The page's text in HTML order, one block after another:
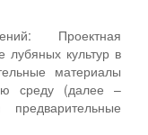
Проектная
лубяных культур в
материалы
среду (далее –